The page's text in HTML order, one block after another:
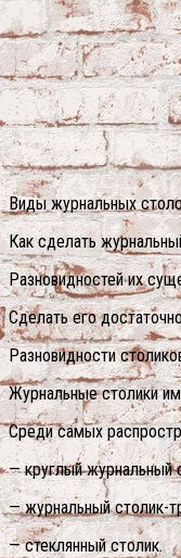
Виды журнальных
Как сделать
Разновидностей их
Сделать его
Разновидности
Журнальные столики
Среди самых
— круглый журнальный
— журнальный столик-
— стеклянный столик.